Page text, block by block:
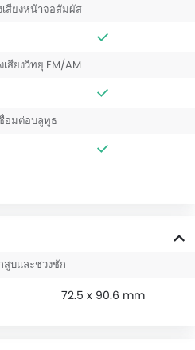
เสียงหน้าจอสัมผัส
เสียงวิทยุ FM/AM
อมต่อบลูทูธ
สูบและช่วงชัก
72.5 x 90.6 mm